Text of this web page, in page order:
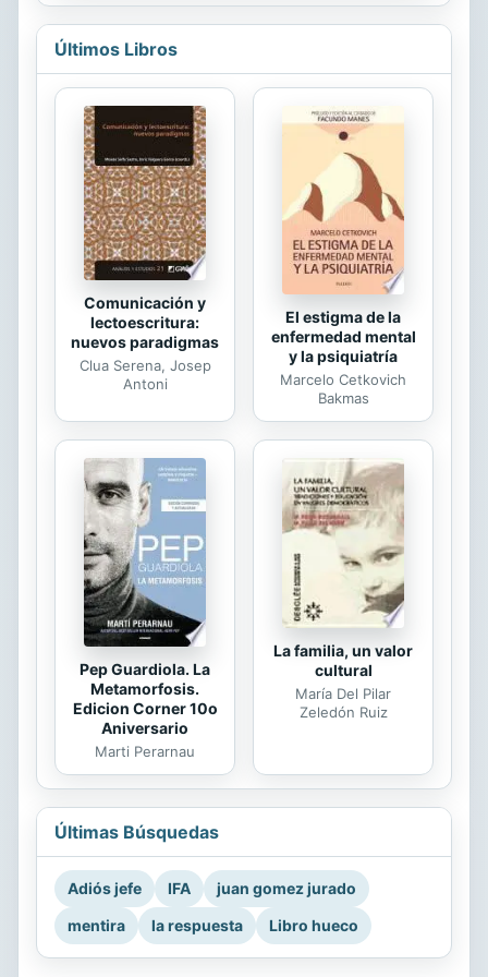
consciencia de la belleza son otros
hilos sutiles entre los relatos que lo
invitación al viaje desde los ojos
limpios de un niño -«Joao»-, los
sucios del que cree saber -«Su
David»- y las palabras de los que
viajan por vía interpuesta -«El blog
de Rosa», «La serenidad»-. Una
invitación al viaje interior más que al
desplazamiento: eso es...
Últimos Libros
Comunicación y
lectoescritura:
nuevos paradigmas
Clua Serena, Josep
Antoni
El estigma de la
enfermedad mental
y la psiquiatría
Marcelo Cetkovich
Bakmas
Pep Guardiola. La
Metamorfosis.
Edicion Corner 10o
Aniversario
Marti Perarnau
La familia, un valor
cultural
María Del Pilar
Zeledón Ruiz
Últimas Búsquedas
Adiós jefe IFA
juan gomez jurado
mentira
la respuesta Libro hueco